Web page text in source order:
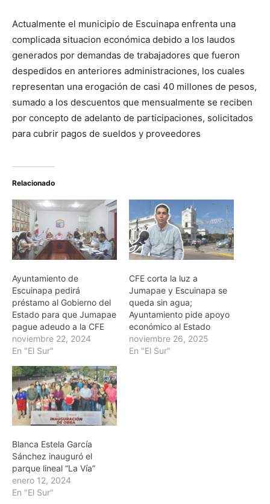
Actualmente el municipio de Escuinapa enfrenta una
complicada situacion económica debido a los laudos
generados por demandas de trabajadores que fueron
despedidos en anteriores administraciones, los cuales
representan una erogación de casi 40 millones de pesos,
sumado a los descuentos que mensualmente se reciben
por concepto de adelanto de participaciones, solicitados
para cubrir pagos de sueldos y proveedores
Relacionado
Ayuntamiento de
Escuinapa pedirá
préstamo al Gobierno del
Estado para que Jumapae
pague adeudo a la CFE
noviembre 22, 2024
En "El Sur"
CFE corta la luz a
Jumapae y Escuinapa se
queda sin agua;
Ayuntamiento pide apoyo
económico al Estado
noviembre 26, 2025
En "El Sur"
Blanca Estela García
Sánchez inauguró el
parque lineal “La Vía”
enero 12, 2024
En "El Sur"